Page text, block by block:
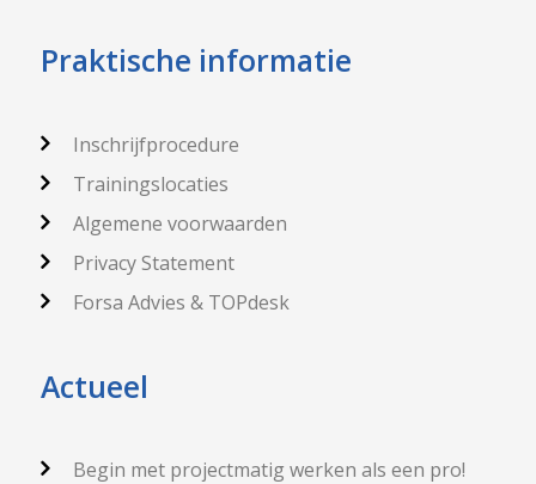
Praktische informatie
Inschrijfprocedure
Trainingslocaties
Algemene voorwaarden
Privacy Statement
Forsa Advies & TOPdesk
Actueel
Begin met projectmatig werken als een pro!